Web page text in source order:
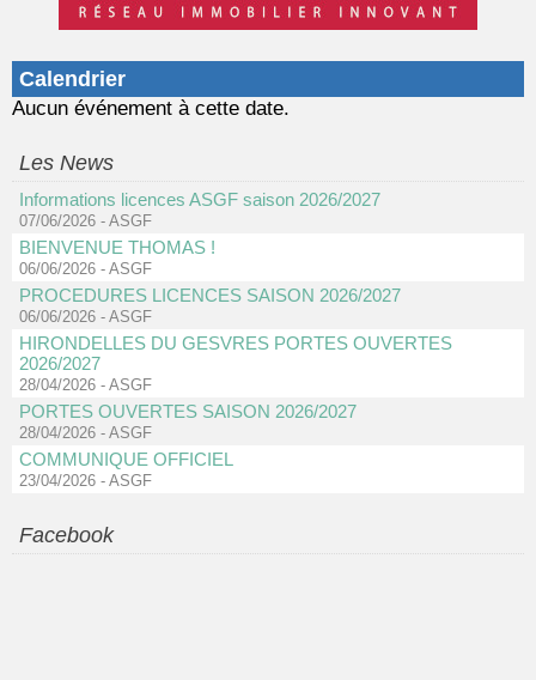
Calendrier
Aucun événement à cette date.
Les News
Informations licences ASGF saison 2026/2027
07/06/2026 - ASGF
BIENVENUE THOMAS !
06/06/2026 - ASGF
PROCEDURES LICENCES SAISON 2026/2027
06/06/2026 - ASGF
HIRONDELLES DU GESVRES PORTES OUVERTES
2026/2027
28/04/2026 - ASGF
PORTES OUVERTES SAISON 2026/2027
28/04/2026 - ASGF
COMMUNIQUE OFFICIEL
23/04/2026 - ASGF
Facebook